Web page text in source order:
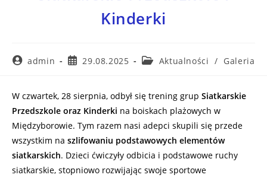
Kinderki
admin 29.08.2025 Aktualności / Galeria
W czwartek, 28 sierpnia, odbył się trening grup Siatkarskie
Przedszkole oraz Kinderki na boiskach plażowych w
Międzyborowie. Tym razem nasi adepci skupili się przede
wszystkim na szlifowaniu podstawowych elementów
siatkarskich. Dzieci ćwiczyły odbicia i podstawowe ruchy
siatkarskie, stopniowo rozwijając swoje sportowe